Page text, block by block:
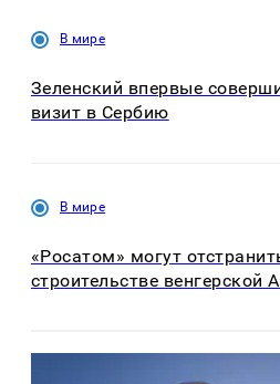
В мире
Зеленский впервые
визит в Сербию
В мире
«Росатом» могут
строительстве венгерской